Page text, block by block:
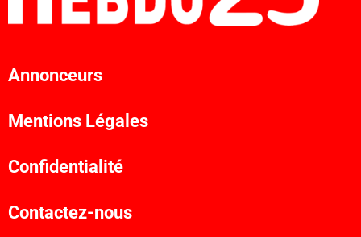
Annonceurs
Mentions Légales
Confidentialité
Contactez-nous